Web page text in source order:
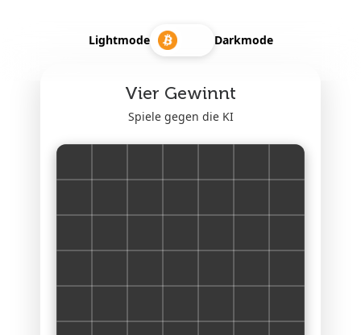
Lightmode Darkmode
Vier Gewinnt
Spiele gegen die KI